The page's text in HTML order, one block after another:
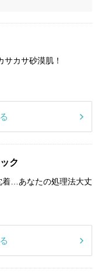
カサ砂漠肌！
ク
着…あなたの処理法大丈